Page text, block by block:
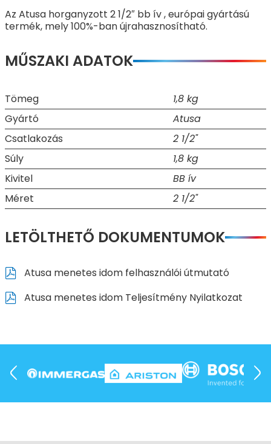
Az Atusa horganyzott 2 1/2″ bb ív , európai gyártású
termék, mely 100%-ban újrahasznosítható.
MŰSZAKI ADATOK
Tömeg
1,8 kg
Gyártó
Atusa
Csatlakozás
2 1/2"
Súly
1,8 kg
Kivitel
BB ív
Méret
2 1/2"
LETÖLTHETŐ DOKUMENTUMOK
Atusa menetes idom felhasználói útmutató
Atusa menetes idom Teljesítmény Nyilatkozat